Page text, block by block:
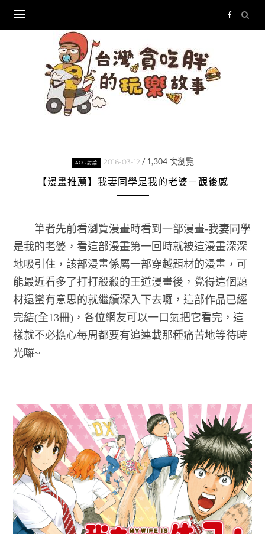
content
ACG討論 2016-03-12 / 1,304次瀏覽
【漫畫推薦】我妻同學是我的老婆－觀後感
筆者先前看瀏覽漫畫時看到一部漫畫-我妻同學
是我的老婆，看這部漫畫第一回時就被這漫畫深深
地吸引住，該部漫畫係屬一部穿越題材的漫畫，可
能最近看多了打打殺殺的王道漫畫後，覺得這個題
材還蠻有意思的就繼續深入下去囉，這部作品已經
完結(全13冊)，各位網友可以一口氣把它看完，這
樣就不必擔心每周都要有追連載那種痛苦地等待時
光囉~